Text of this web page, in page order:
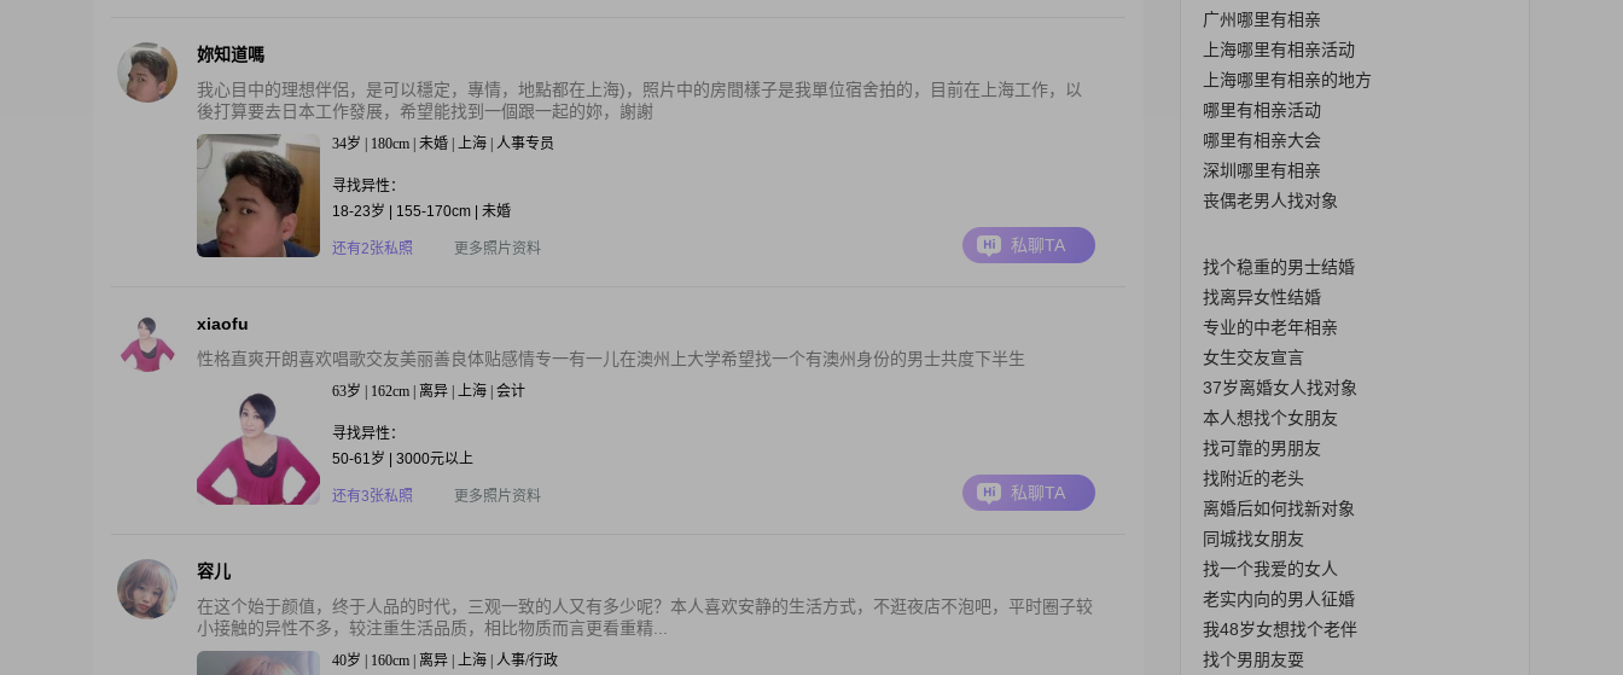
妳知道嗎
我心目中的理想伴侶，是可以穩定，專情，地點都在上海)，照片中的房間樣子是我單位宿舍拍的，目前在上海工作，以
後打算要去日本工作發展，希望能找到一個跟一起的妳，謝謝
34岁 | 180cm | 未婚 | 上海 | 人事专员
寻找异性：
18-23岁 | 155-170cm | 未婚
还有2张私照 更多照片资料 私聊TA
xiaofu
性格直爽开朗喜欢唱歌交友美丽善良体贴感情专一有一儿在澳州上大学希望找一个有澳州身份的男士共度下半生
63岁 | 162cm | 离异 | 上海 | 会计
寻找异性：
50-61岁 | 3000元以上
还有3张私照 更多照片资料 私聊TA
容儿
在这个始于颜值，终于人品的时代，三观一致的人又有多少呢？本人喜欢安静的生活方式，不逛夜店不泡吧，平时圈子较
小接触的异性不多，较注重生活品质，相比物质而言更看重精...
40岁 | 160cm | 离异 | 上海 | 人事/行政
广州哪里有相亲
上海哪里有相亲活动
上海哪里有相亲的地方
哪里有相亲活动
哪里有相亲大会
深圳哪里有相亲
丧偶老男人找对象
找个稳重的男士结婚
找离异女性结婚
专业的中老年相亲
女生交友宣言
37岁离婚女人找对象
本人想找个女朋友
找可靠的男朋友
找附近的老头
离婚后如何找新对象
同城找女朋友
找一个我爱的女人
老实内向的男人征婚
我48岁女想找个老伴
找个男朋友耍